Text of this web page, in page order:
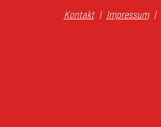
Kontakt | Impressum |